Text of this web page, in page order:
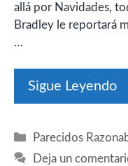
allá por Navidades,
Bradley le reportará
…
Sigue Leyendo
Categorías
Parecidos
Deja un